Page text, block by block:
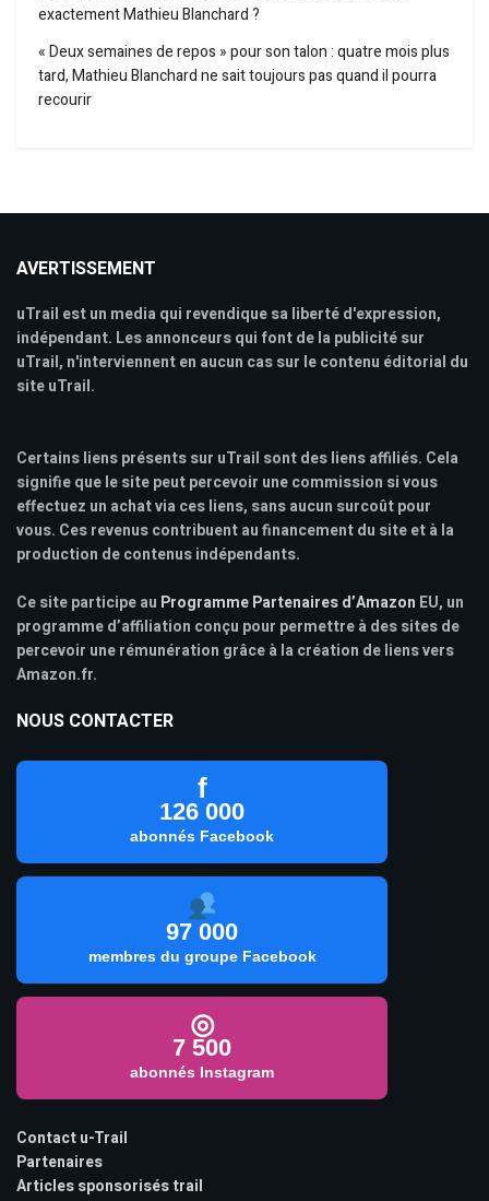
exactement Mathieu Blanchard ?
« Deux semaines de repos » pour son talon : quatre mois plus
tard, Mathieu Blanchard ne sait toujours pas quand il pourra
recourir
AVERTISSEMENT
uTrail est un media qui revendique sa liberté d'expression,
indépendant. Les annonceurs qui font de la publicité sur
uTrail, n'interviennent en aucun cas sur le contenu éditorial du
site uTrail.
Certains liens présents sur uTrail sont des liens affiliés. Cela
signifie que le site peut percevoir une commission si vous
effectuez un achat via ces liens, sans aucun surcoût pour
vous. Ces revenus contribuent au financement du site et à la
production de contenus indépendants.
Ce site participe au Programme Partenaires d’Amazon EU, un
programme d’affiliation conçu pour permettre à des sites de
percevoir une rémunération grâce à la création de liens vers
Amazon.fr.
NOUS CONTACTER
f
126 000
abonnés Facebook
97 000
membres du groupe Facebook
◎
7 500
abonnés Instagram
Contact u-Trail
Partenaires
Articles sponsorisés trail